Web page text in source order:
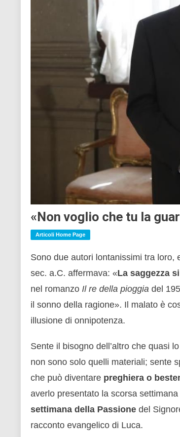
«Non voglio che tu la
Articoli Home Page
Sono due autori lontanissimi tra loro,
sec. a.C. affermava: «La saggezza
nel romanzo Il re della pioggia del
il sonno della ragione». Il malato è
illusione di onnipotenza.
Sente il bisogno dell’altro che quasi
non sono solo quelli materiali; sente
che può diventare preghiera o
averlo presentato la scorsa
settimana della Passione del
racconto evangelico di Luca.